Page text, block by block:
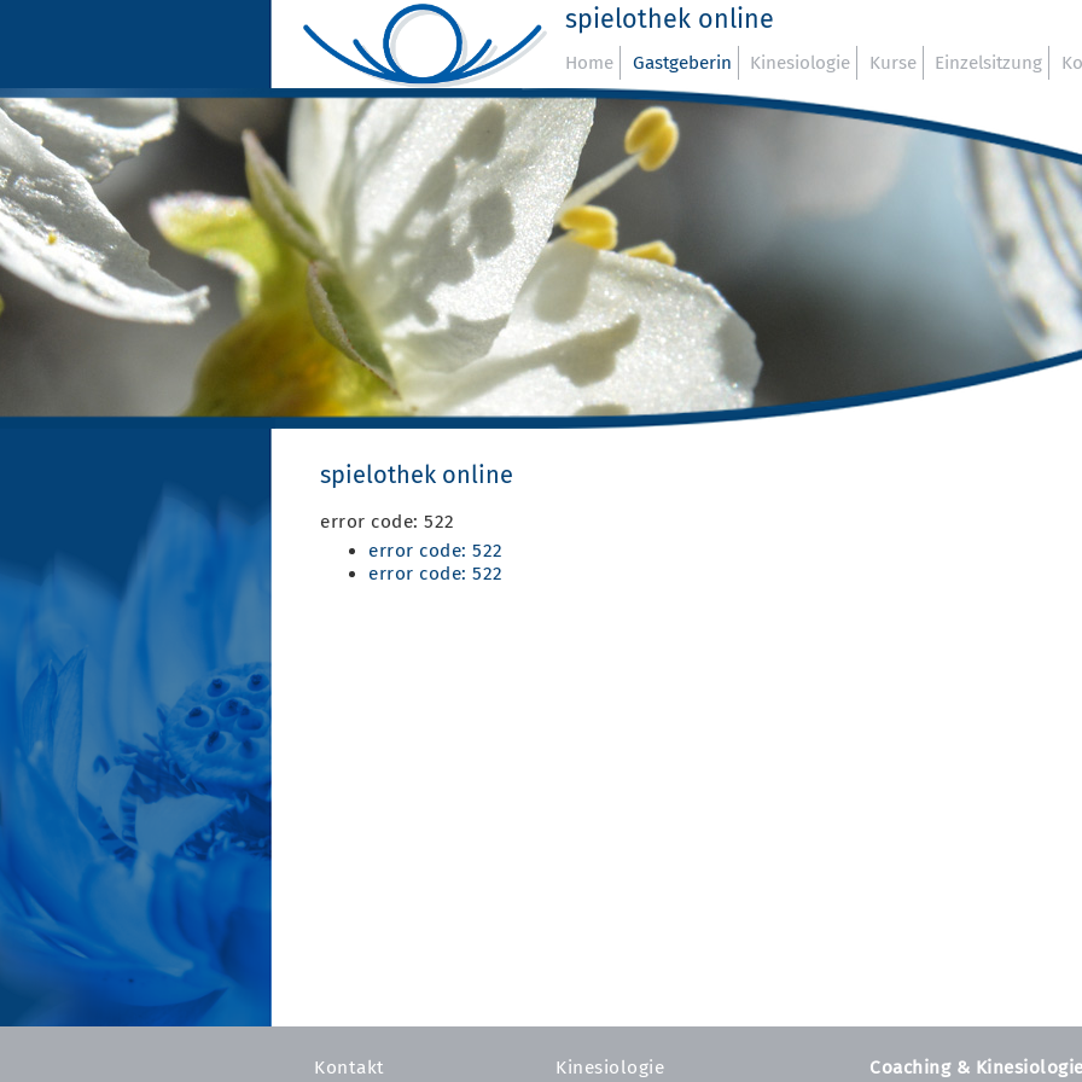
spielothek online
Home Gastgeberin Kinesiologie Kurse Einzelsitzung
spielothek online
error code: 522
error code: 522
error code: 522
Kontakt
Kinesiologie
Coaching &